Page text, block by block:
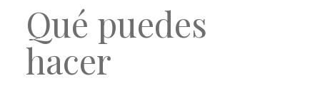
Qué puedes
hacer